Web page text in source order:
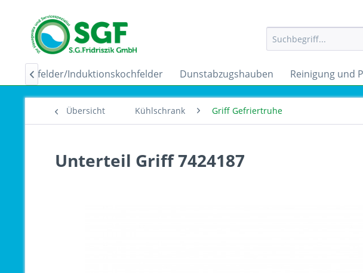
Ceranfelder/Induktionskochfelder Dunstabzugshauben Reinigung und

Übersicht Kühlschrank Griff Gefriertruhe
Unterteil Griff 7424187